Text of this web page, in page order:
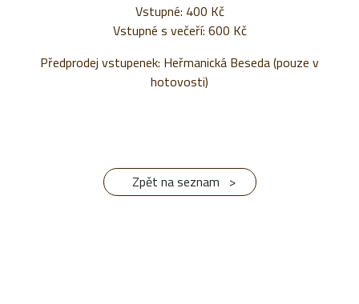
Vstupné: 400 Kč
Vstupné s večeří: 600 Kč
Předprodej vstupenek: Heřmanická Beseda (pouze v
hotovosti)